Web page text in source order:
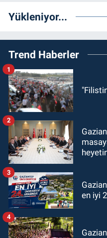
Yükleniyor...
Trend Haberler
1
2
en iyi
3
4